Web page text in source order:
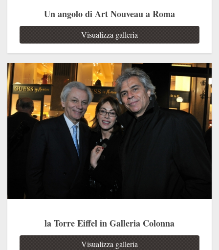
Un angolo di Art Nouveau a Roma
Visualizza galleria
la Torre Eiffel in Galleria Colonna
Visualizza galleria